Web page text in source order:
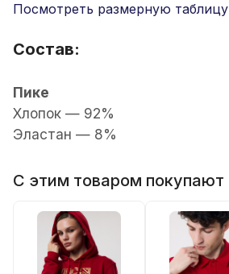
Посмотреть размерную таблицу
Состав:
Пике
Хлопок — 92%
Эластан — 8%
С этим товаром покупают